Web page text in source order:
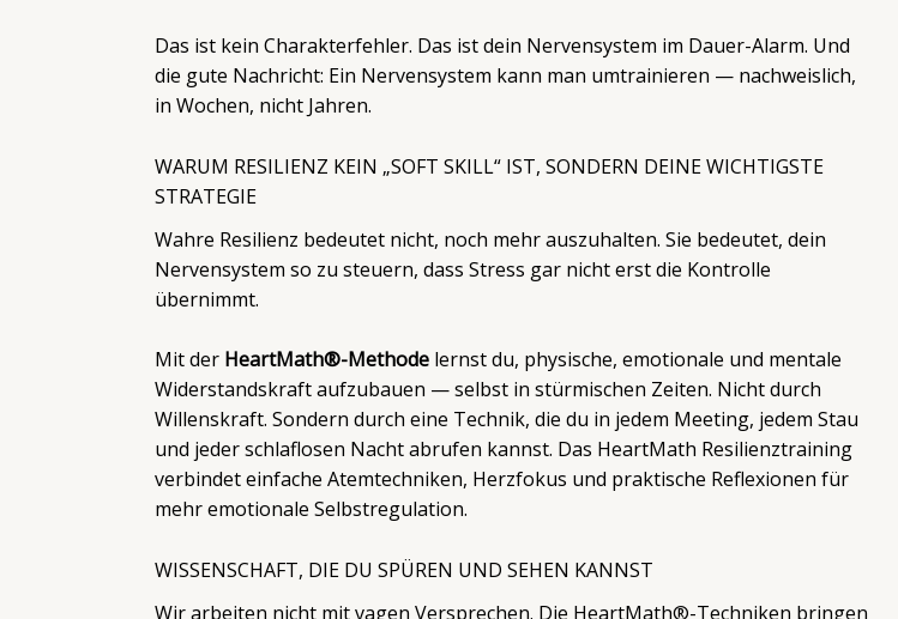
Das ist kein Charakterfehler. Das ist dein Nervensystem im Dauer-Alarm. Und
die gute Nachricht: Ein Nervensystem kann man umtrainieren — nachweislich,
in Wochen, nicht Jahren.
WARUM RESILIENZ KEIN „SOFT SKILL“ IST, SONDERN DEINE WICHTIGSTE
STRATEGIE
Wahre Resilienz bedeutet nicht, noch mehr auszuhalten. Sie bedeutet, dein
Nervensystem so zu steuern, dass Stress gar nicht erst die Kontrolle
übernimmt.
Mit der HeartMath®-Methode lernst du, physische, emotionale und mentale
Widerstandskraft aufzubauen — selbst in stürmischen Zeiten. Nicht durch
Willenskraft. Sondern durch eine Technik, die du in jedem Meeting, jedem Stau
und jeder schlaflosen Nacht abrufen kannst. Das HeartMath Resilienztraining
verbindet einfache Atemtechniken, Herzfokus und praktische Reflexionen für
mehr emotionale Selbstregulation.
WISSENSCHAFT, DIE DU SPÜREN UND SEHEN KANNST
Wir arbeiten nicht mit vagen Versprechen. Die HeartMath®-Techniken bringen